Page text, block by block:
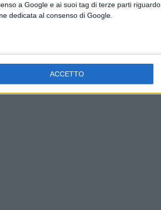
a Google e ai suoi tag di terze parti riguardo
dedicata al consenso di Google.
ACCETTO